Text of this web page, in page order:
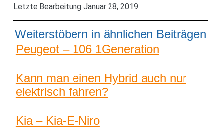
Letzte Bearbeitung Januar 28, 2019.
Weiterstöbern in ähnlichen Beiträgen
Peugeot – 106 1Generation
Kann man einen Hybrid auch nur
elektrisch fahren?
Kia – Kia-E-Niro